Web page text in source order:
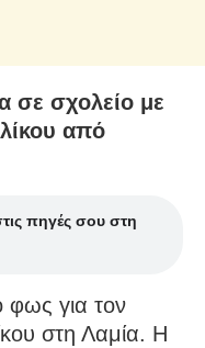
σε σχολείο με
από
πηγές σου στη
φως για τον
στη Λαμία. Η